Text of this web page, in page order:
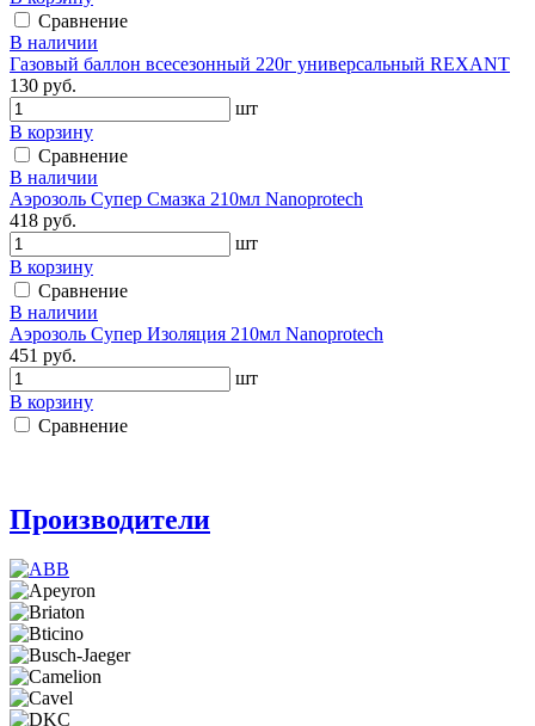
Сравнение
В наличии
Газовый баллон всесезонный 220г универсальный REXANT
130 руб.
шт
В корзину
Сравнение
В наличии
Аэрозоль Супер Смазка 210мл Nanoprotech
418 руб.
шт
В корзину
Сравнение
В наличии
Аэрозоль Супер Изоляция 210мл Nanoprotech
451 руб.
шт
В корзину
Сравнение
Производители